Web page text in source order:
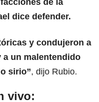
dice defender.
y condujeron a
a un malentendido
sirio”, dijo Rubio.
vivo: